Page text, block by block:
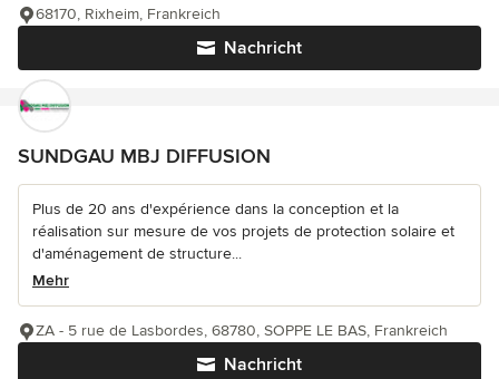
Nachricht
68170, Rixheim, Frankreich
SUNDGAU MBJ DIFFUSION
Plus de 20 ans d'expérience dans la conception et la
réalisation sur mesure de vos projets de protection solaire et
d'aménagement de structure...
Mehr
Nachricht
ZA - 5 rue de Lasbordes, 68780, SOPPE LE BAS, Frankreich